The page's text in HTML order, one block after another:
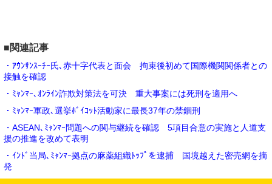
■関連記事
・ｱｳﾝｻﾝｽｰﾁｰ氏､赤十字代表と面会 拘束後初めて国際機関関係者との
接触を確認
・ﾐｬﾝﾏｰ､ｵﾝﾗｲﾝ詐欺対策法を可決 重大事案には死刑を適用へ
・ﾐｬﾝﾏｰ軍政､選挙ﾎﾞｲｺｯﾄ活動家に最長37年の禁錮刑
・ASEAN､ﾐｬﾝﾏｰ問題への関与継続を確認 5項目合意の実施と人道支
援の推進を改めて表明
・ｲﾝﾄﾞ当局､ﾐｬﾝﾏｰ拠点の麻薬組織ﾄｯﾌﾟを逮捕 国境越えた密売網を摘
発